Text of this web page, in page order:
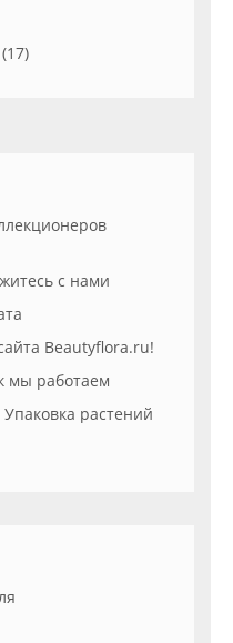
с нами
Beautyflora.ru!
мы работаем
Упаковка растений